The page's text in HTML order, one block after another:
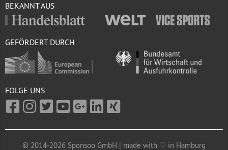
BEKANNT AUS
GEFÖRDERT DURCH
FOLGE UNS
© 2014-2026 Sponsoo GmbH | made with ♡ in Hamburg